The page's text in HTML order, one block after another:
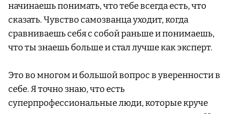
начинаешь понимать, что тебе всегда есть, что
сказать. Чувство самозванца уходит, когда
сравниваешь себя с собой раньше и понимаешь,
что ты знаешь больше и стал лучше как эксперт.
Это во многом и большой вопрос в уверенности в
себе. Я точно знаю, что есть
суперпрофессиональные люди, которые круче